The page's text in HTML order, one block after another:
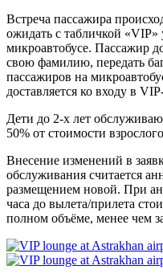
Встреча пассажира
ожидать с табличкой «VIP»
микроавтобусе. Пассажир
свою фамилию, передать
пассажиров на
доставляется ко входу в
Дети до 2-х лет
50% от стоимости
Внесение изменений в
обслуживания считается
размещением новой. При
часа до вылета/прилета
полном объёме, менее чем